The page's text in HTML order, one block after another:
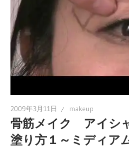
2009年3月11日 makeup
骨筋メイク アイシ
塗り方１～ミディア